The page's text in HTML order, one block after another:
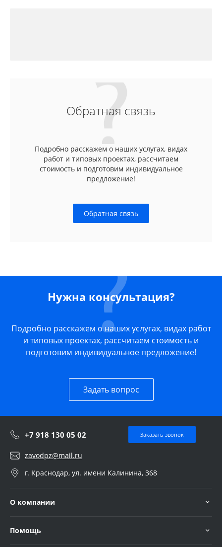
Обратная связь
Подробно расскажем о наших услугах, видах
работ и типовых проектах, рассчитаем
стоимость и подготовим индивидуальное
предложение!
Обратная связь
Нужна консультация?
Подробно расскажем о наших услугах, видах работ
и типовых проектах, рассчитаем стоимость и
подготовим индивидуальное предложение!
Задать вопрос
+7 918 130 05 02 Заказать звонок
zavodpz@mail.ru
г. Краснодар, ул. имени Калинина, 368
О компании
Помощь